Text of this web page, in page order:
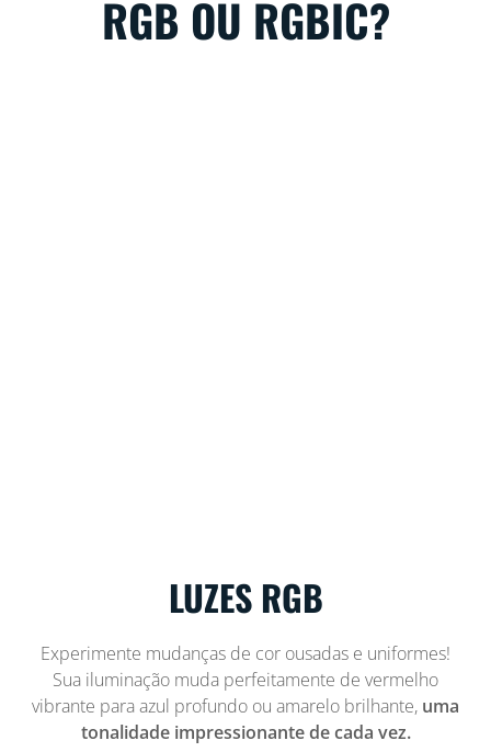
RGB OU RGBIC?
LUZES RGB
Experimente mudanças de cor ousadas e uniformes!
Sua iluminação muda perfeitamente de vermelho
vibrante para azul profundo ou amarelo brilhante, uma
tonalidade impressionante de cada vez.